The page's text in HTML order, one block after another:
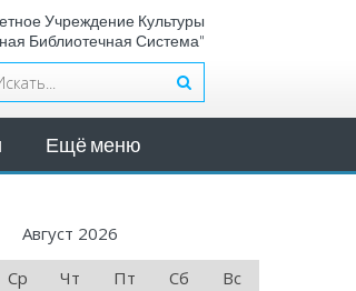
Учреждение Культуры
Библиотечная Система"
Ещё меню
Август 2026
Ср Чт Пт Сб
Вс